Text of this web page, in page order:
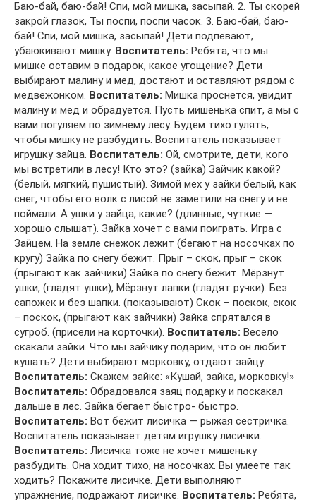
Баю-бай, баю-бай! Спи, мой мишка, засыпай. 2. Ты скорей
закрой глазок, Ты поспи, поспи часок. 3. Баю-бай, баю-
бай! Спи, мой мишка, засыпай! Дети подпевают,
убаюкивают мишку. Воспитатель: Ребята, что мы
мишке оставим в подарок, какое угощение? Дети
выбирают малину и мед, достают и оставляют рядом с
медвежонком. Воспитатель: Мишка проснется, увидит
малину и мед и обрадуется. Пусть мишенька спит, а мы с
вами погуляем по зимнему лесу. Будем тихо гулять,
чтобы мишку не разбудить. Воспитатель показывает
игрушку зайца. Воспитатель: Ой, смотрите, дети, кого
мы встретили в лесу! Кто это? (зайка) Зайчик какой?
(белый, мягкий, пушистый). Зимой мех у зайки белый, как
снег, чтобы его волк с лисой не заметили на снегу и не
поймали. А ушки у зайца, какие? (длинные, чуткие —
хорошо слышат). Зайка хочет с вами поиграть. Игра с
Зайцем. На земле снежок лежит (бегают на носочках по
кругу) Зайка по снегу бежит. Прыг – скок, прыг – скок
(прыгают как зайчики) Зайка по снегу бежит. Мёрзнут
ушки, (гладят ушки), Мёрзнут лапки (гладят ручки). Без
сапожек и без шапки. (показывают) Скок – поскок, скок
– поскок, (прыгают как зайчики) Зайка спрятался в
сугроб. (присели на корточки). Воспитатель: Весело
скакали зайки. Что мы зайчику подарим, что он любит
кушать? Дети выбирают морковку, отдают зайцу.
Воспитатель: Скажем зайке: «Кушай, зайка, морковку!»
Воспитатель: Обрадовался заяц подарку и поскакал
дальше в лес. Зайка бегает быстро- быстро.
Воспитатель: Вот бежит лисичка — рыжая сестричка.
Воспитатель показывает детям игрушку лисички.
Воспитатель: Лисичка тоже не хочет мишеньку
разбудить. Она ходит тихо, на носочках. Вы умеете так
ходить? Покажите лисичке. Дети выполняют
упражнение, подражают лисичке. Воспитатель: Ребята,